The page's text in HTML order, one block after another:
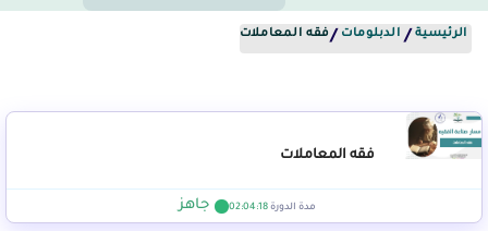
الرئيسية / الدبلومات /فقه المعاملات
فقه المعاملات
مدة الدورة02:04:18 جاهز